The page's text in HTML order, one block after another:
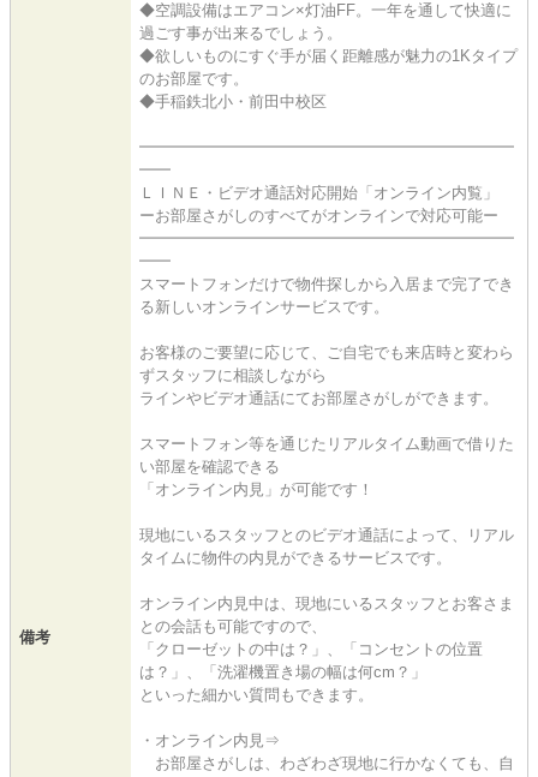
備考
◆空調設備はエアコン×灯油FF。一年を通して快適に
過ごす事が出来るでしょう。
◆欲しいものにすぐ手が届く距離感が魅力の1Kタイプ
のお部屋です。
◆手稲鉄北小・前田中校区
━━━━━━━━━━━━━━━━━━━━━━━━
━━
ＬＩＮＥ・ビデオ通話対応開始「オンライン内覧」
ーお部屋さがしのすべてがオンラインで対応可能ー
━━━━━━━━━━━━━━━━━━━━━━━━
━━
スマートフォンだけで物件探しから入居まで完了でき
る新しいオンラインサービスです。
お客様のご要望に応じて、ご自宅でも来店時と変わら
ずスタッフに相談しながら
ラインやビデオ通話にてお部屋さがしができます。
スマートフォン等を通じたリアルタイム動画で借りた
い部屋を確認できる
「オンライン内見」が可能です！
現地にいるスタッフとのビデオ通話によって、リアル
タイムに物件の内見ができるサービスです。
オンライン内見中は、現地にいるスタッフとお客さま
との会話も可能ですので、
「クローゼットの中は？」、「コンセントの位置
は？」、「洗濯機置き場の幅は何cm？」
といった細かい質問もできます。
・オンライン内見⇒
お部屋さがしは、わざわざ現地に行かなくても、自